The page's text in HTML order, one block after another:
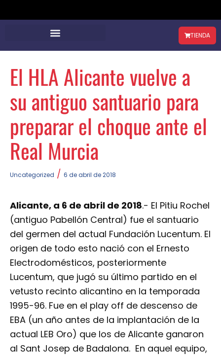
TIENDA
El HLA Alicante vuelve a
su antiguo santuario para
preparar el choque ante el
Real Murcia
Uncategorized / 6 de abril de 2018
Alicante, a 6 de abril de 2018.- El Pitiu Rochel
(antiguo Pabellón Central) fue el santuario
del germen del actual Fundación Lucentum. El
origen de todo esto nació con el Ernesto
Electrodomésticos, posteriormente
Lucentum, que jugó su último partido en el
vetusto recinto alicantino en la temporada
1995-96. Fue en el play off de descenso de
EBA (un año antes de la implantación de la
actual LEB Oro) que los de Alicante ganaron
al Sant Josep de Badalona. En aquel equipo,